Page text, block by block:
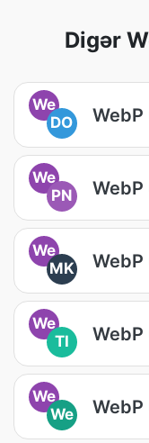
Digər
We
DO
WebP
We
PN
WebP
We
MK
WebP
We
TI
WebP
We
We
WebP